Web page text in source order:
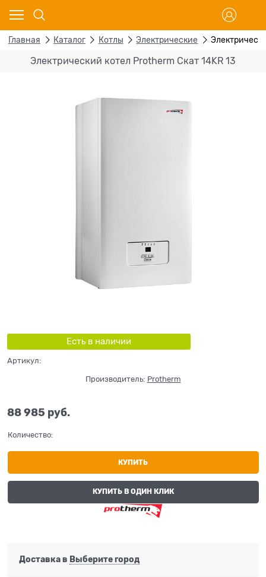
Главная Каталог Котлы Электрические
Электрический котел Protherm Скат 14KR 13
Есть в наличии
Артикул:
Производитель: Protherm
88 985 руб.
Количество:
КУПИТЬ
КУПИТЬ В ОДИН КЛИК
Доставка в Выберите город